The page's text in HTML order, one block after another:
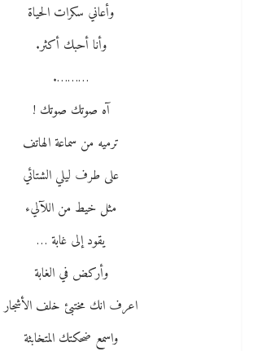
وأعاني سكرات الحياة
وأنا أحبك أكثر.
……….
آه صوتك صوتك !
ترميه من سماعة الهاتف
على طرف ليلي الشتائي
مثل خيط من اللآليء
يقود إلى غابة …
وأركض في الغابة
اعرف انك مختبئ خلف الأشجار
واسمع ضحكتك المتخابثة